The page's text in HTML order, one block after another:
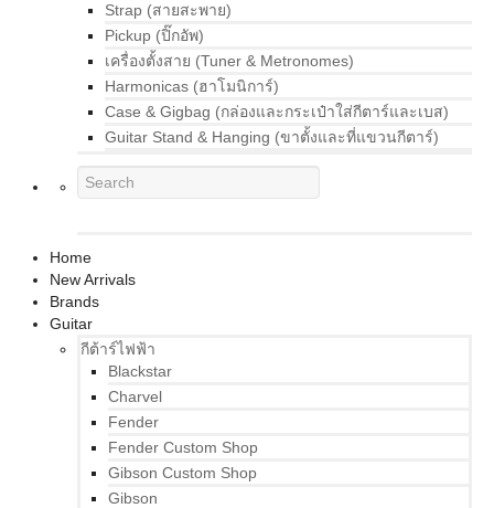
Strap (สายสะพาย)
Pickup (ปิ๊กอัพ)
เครื่องตั้งสาย (Tuner & Metronomes)
Harmonicas (ฮาโมนิการ์)
Case & Gigbag (กล่องและกระเป๋าใส่กีตาร์และเบส)
Guitar Stand & Hanging (ขาตั้งและที่แขวนกีตาร์)
Home
New Arrivals
Brands
Guitar
กีต้าร์ไฟฟ้า
Blackstar
Charvel
Fender
Fender Custom Shop
Gibson Custom Shop
Gibson